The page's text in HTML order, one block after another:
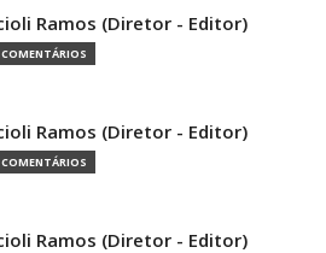
Ramos (Diretor - Editor)
Ramos (Diretor - Editor)
Ramos (Diretor - Editor)